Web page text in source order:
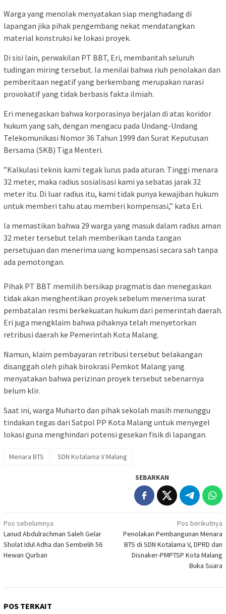
​Warga yang menolak menyatakan siap menghadang di
lapangan jika pihak pengembang nekat mendatangkan
material konstruksi ke lokasi proyek.
​Di sisi lain, perwakilan PT BBT, Eri, membantah seluruh
tudingan miring tersebut. Ia menilai bahwa riuh penolakan dan
pemberitaan negatif yang berkembang merupakan narasi
provokatif yang tidak berbasis fakta ilmiah.
​Eri menegaskan bahwa korporasinya berjalan di atas koridor
hukum yang sah, dengan mengacu pada Undang-Undang
Telekomunikasi Nomor 36 Tahun 1999 dan Surat Keputusan
Bersama (SKB) Tiga Menteri.
​”Kalkulasi teknis kami tegak lurus pada aturan. Tinggi menara
32 meter, maka radius sosialisasi kami ya sebatas jarak 32
meter itu. Di luar radius itu, kami tidak punya kewajiban hukum
untuk memberi tahu atau memberi kompensasi,” kata Eri.
​Ia memastikan bahwa 29 warga yang masuk dalam radius aman
32 meter tersebut telah memberikan tanda tangan
persetujuan dan menerima uang kompensasi secara sah tanpa
ada pemotongan.
​Pihak PT BBT memilih bersikap pragmatis dan menegaskan
tidak akan menghentikan proyek sebelum menerima surat
pembatalan resmi berkekuatan hukum dari pemerintah daerah.
Eri juga mengklaim bahwa pihaknya telah menyetorkan
retribusi daerah ke Pemerintah Kota Malang.
​Namun, klaim pembayaran retribusi tersebut belakangan
disanggah oleh pihak birokrasi Pemkot Malang yang
menyatakan bahwa perizinan proyek tersebut sebenarnya
belum klir.
​Saat ini, warga Muharto dan pihak sekolah masih menunggu
tindakan tegas dari Satpol PP Kota Malang untuk menyegel
lokasi guna menghindari potensi gesekan fisik di lapangan.
Menara BTS SDN Kotalama V Malang
SEBARKAN
Navigasi
pos
Pos sebelumnya
Lanud Abdulrachman Saleh Gelar
Sholat Idul Adha dan Sembelih 56
Hewan Qurban
Pos berikutnya
Penolakan Pembangunan Menara
BTS di SDN Kotalama V, DPRD dan
Disnaker-PMPTSP Kota Malang
Buka Suara
POS TERKAIT